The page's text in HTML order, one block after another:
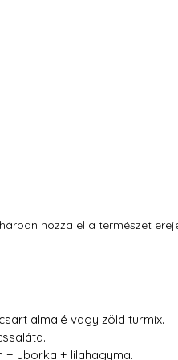
hozza el a természet
almalé vagy zöld turmix.
uborka + lilahagyma.